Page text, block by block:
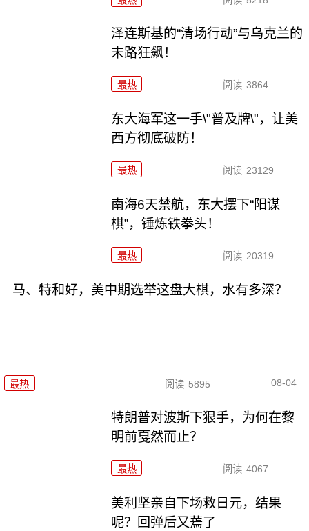
泽连斯基的“清场行动”与乌克兰的
末路狂飙！
最热 阅读 3864
东大海军这一手\"普及牌\"，让美
西方彻底破防！
最热 阅读 23129
南海6天禁航，东大摆下“阳谋
棋”，锤炼铁拳头！
最热 阅读 20319
马、特和好，美中期选举这盘大棋，水有多深？
最热 阅读 5895 08-04
特朗普对波斯下狠手，为何在黎
明前戛然而止？
最热 阅读 4067
美利坚亲自下场救日元，结果
呢？回弹后又蔫了